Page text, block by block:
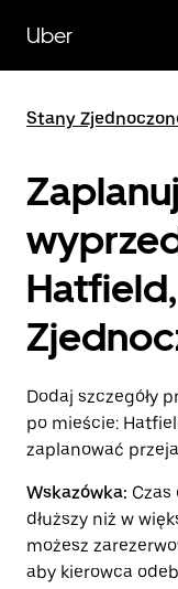
głównej
zawartości
Uber
Stany
Dodaj szczegóły
po mieście:
zaplanować
Wskazówka:
dłuższy niż w
możesz
aby kierowca